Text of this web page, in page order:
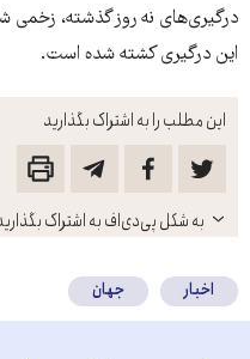
این مطلب را به اشتراک بگذارید
باز
کنید
به شکل پی‌دی‌اف به اشتراک
درگیری‌های نه روز گذشته، زخمی
این درگیری کشته شده است.
اخبار جهان